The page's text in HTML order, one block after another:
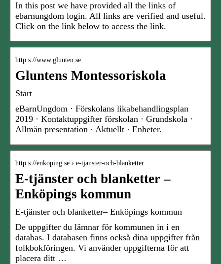
In this post we have provided all the links of
ebarnungdom login. All links are verified and useful.
Click on the link below to access the link.
http s://www.glunten.se
Gluntens Montessoriskola
Start
eBarnUngdom · Förskolans likabehandlingsplan
2019 · Kontaktuppgifter förskolan · Grundskola ·
Allmän presentation · Aktuellt · Enheter.
http s://enkoping.se › e-tjanster-och-blanketter
E-tjänster och blanketter –
Enköpings kommun
E-tjänster och blanketter– Enköpings kommun
De uppgifter du lämnar för kommunen in i en
databas. I databasen finns också dina uppgifter från
folkbokföringen. Vi använder uppgifterna för att
placera ditt …